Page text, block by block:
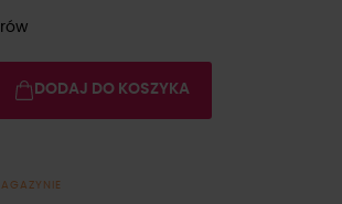
DODAJ DO KOSZYKA